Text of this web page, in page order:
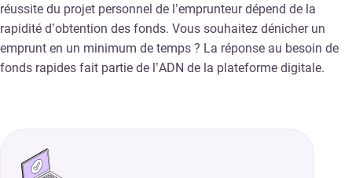
réussite du projet personnel de l’emprunteur dépend de la
rapidité d’obtention des fonds. Vous souhaitez dénicher un
emprunt en un minimum de temps ? La réponse au besoin de
fonds rapides fait partie de l’ADN de la plateforme digitale.